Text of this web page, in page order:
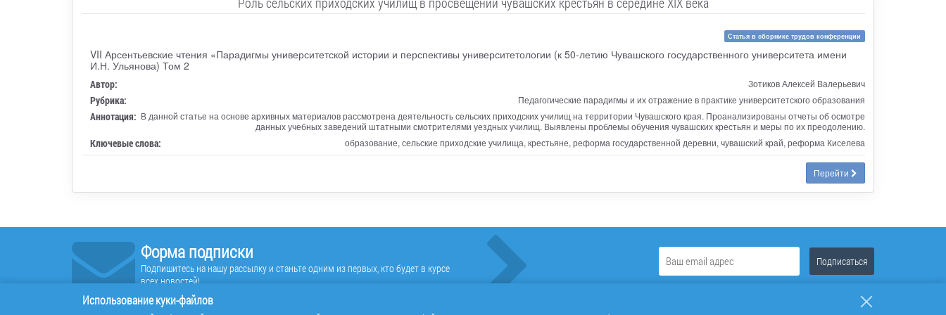
Статья в сборнике трудов конференции
VII Арсентьевские чтения «Парадигмы университетской истории и перспективы университетологии (к 50-летию Чувашского государственного университета имени
И.Н. Ульянова) Том 2
Автор: Зотиков Алексей Валерьевич
Рубрика: Педагогические парадигмы и их отражение в практике университетского образования
Аннотация: В данной статье на основе архивных материалов рассмотрена деятельность сельских приходских училищ на территории Чувашского края. Проанализированы отчеты об осмотре
данных учебных заведений штатными смотрителями уездных училищ. Выявлены проблемы обучения чувашских крестьян и меры по их преодолению.
Ключевые слова: образование, сельские приходские училища, крестьяне, реформа государственной деревни, чувашский край, реформа Киселева
Перейти
Форма подписки
Подпишитесь на нашу рассылку и станьте одним из первых, кто будет в курсе
всех новостей!
Использование куки-файлов